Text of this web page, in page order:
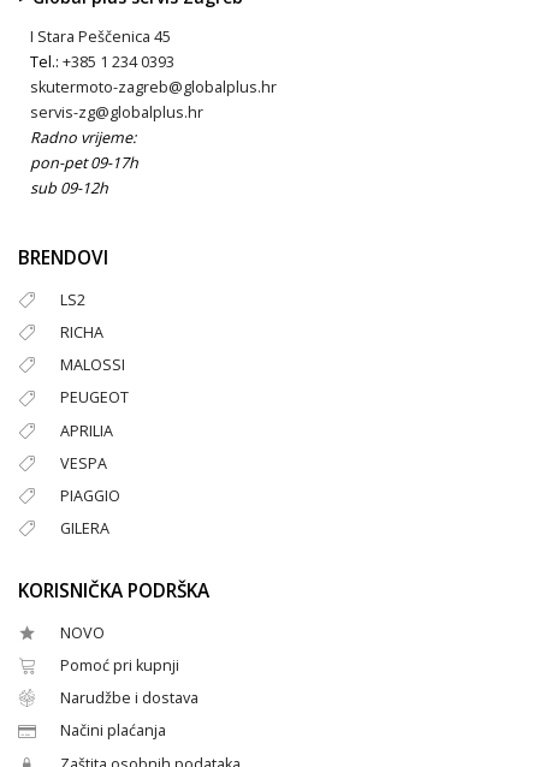
I Stara Peščenica 45
Tel.: +385 1 234 0393
skutermoto-zagreb@globalplus.hr
servis-zg@globalplus.hr
Radno vrijeme:
pon-pet 09-17h
sub 09-12h
BRENDOVI
LS2
RICHA
MALOSSI
PEUGEOT
APRILIA
VESPA
PIAGGIO
GILERA
KORISNIČKA PODRŠKA
NOVO
Pomoć pri kupnji
Narudžbe i dostava
Načini plaćanja